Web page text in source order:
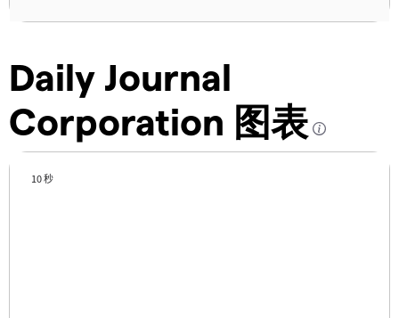
Daily Journal
Corporation 图表
10 秒